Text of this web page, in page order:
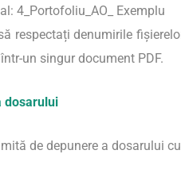
4_Portofoliu_AO_ Exemplu
respectați denumirile
un singur document PDF.
dosarului
de depunere a dosarului